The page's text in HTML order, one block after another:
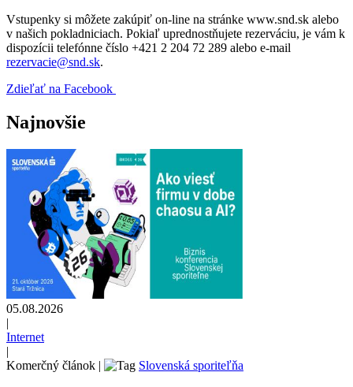
Vstupenky si môžete zakúpiť on-line na stránke www.snd.sk alebo
v našich pokladniciach. Pokiaľ uprednostňujete rezerváciu, je vám k
dispozícii telefónne číslo +421 2 204 72 289 alebo e-mail
rezervacie@snd.sk.
Zdieľať na Facebook
Najnovšie
05.08.2026
|
Internet
|
Komerčný článok | Slovenská sporiteľňa